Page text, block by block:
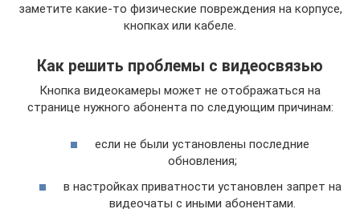
заметите какие-то физические повреждения на корпусе,
кнопках или кабеле.
Как решить проблемы с видеосвязью
Кнопка видеокамеры может не отображаться на
странице нужного абонента по следующим причинам:
если не были установлены последние
обновления;
в настройках приватности установлен запрет на
видеочаты с иными абонентами.